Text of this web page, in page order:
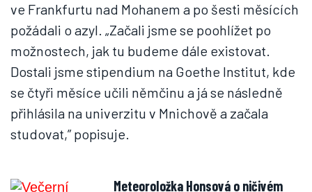
ve Frankfurtu nad Mohanem a po šesti měsících
požádali o azyl. „Začali jsme se poohlížet po
možnostech, jak tu budeme dále existovat.
Dostali jsme stipendium na Goethe Institut, kde
se čtyři měsíce učili němčinu a já se následně
přihlásila na univerzitu v Mnichově a začala
studovat,” popisuje.
Meteoroložka Honsová o ničivém